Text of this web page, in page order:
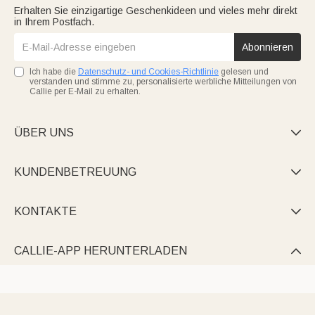
Erhalten Sie einzigartige Geschenkideen und vieles mehr direkt
in Ihrem Postfach.
Abonnieren
Ich habe die Datenschutz- und Cookies-Richtlinie gelesen und
verstanden und stimme zu, personalisierte werbliche Mitteilungen von
Callie per E-Mail zu erhalten.
ÜBER UNS 
KUNDENBETREUUNG 
KONTAKTE 
CALLIE-APP HERUNTERLADEN 